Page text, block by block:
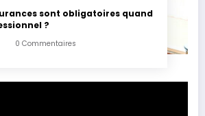
sont obligatoires quand
?
0 Commentaires